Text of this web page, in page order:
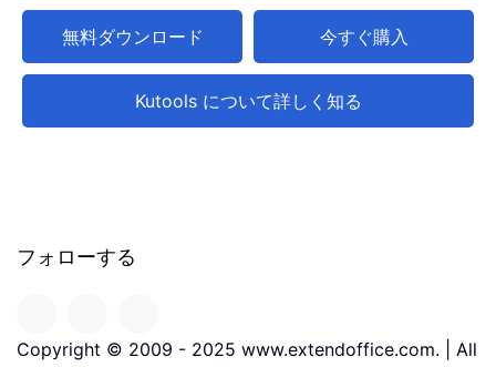
無料ダウンロード 今すぐ購入
Kutools について詳しく知る
フォローする
Copyright © 2009 - 2025 www.extendoffice.com. | All